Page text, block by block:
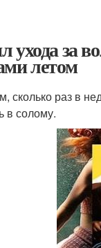
ухода за
летом
сколько раз в
в солому.